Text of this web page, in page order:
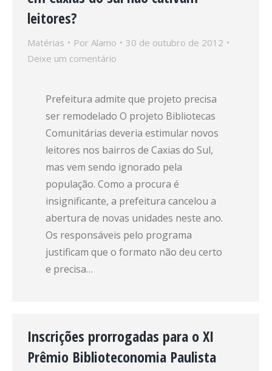
leitores?
Matérias Por Alamo
30 de outubro de 2012
Deixe um comentário
Prefeitura admite que projeto precisa
ser remodelado O projeto Bibliotecas
Comunitárias deveria estimular novos
leitores nos bairros de Caxias do Sul,
mas vem sendo ignorado pela
população. Como a procura é
insignificante, a prefeitura cancelou a
abertura de novas unidades neste ano.
Os responsáveis pelo programa
justificam que o formato não deu certo
e precisa…
Inscrições prorrogadas para o XI
Prêmio Biblioteconomia Paulista